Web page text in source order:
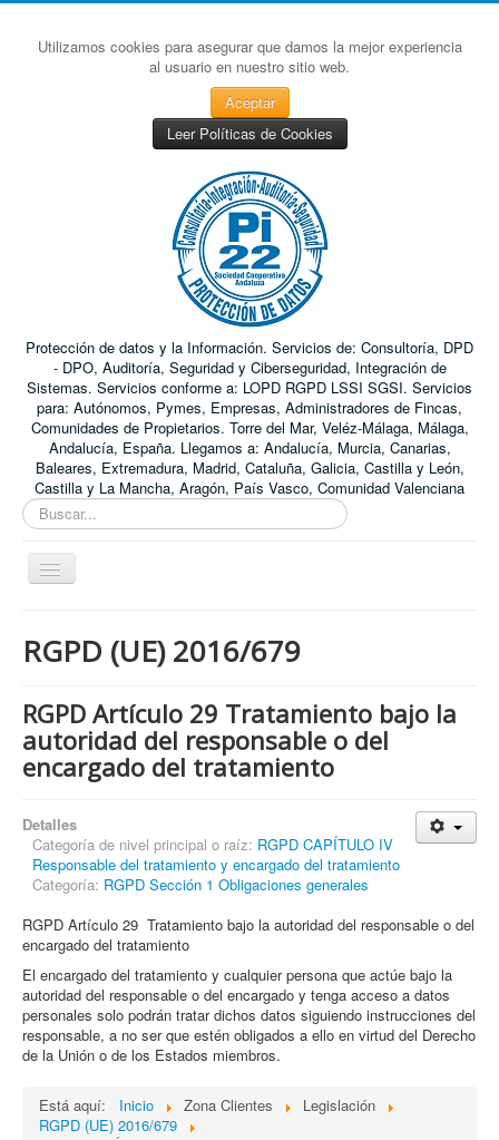
Utilizamos cookies para asegurar que damos la mejor experiencia
al usuario en nuestro sitio web.
Aceptar
Leer Políticas de Cookies
Protección de datos y la Información. Servicios de: Consultoría, DPD
- DPO, Auditoría, Seguridad y Ciberseguridad, Integración de
Sistemas. Servicios conforme a: LOPD RGPD LSSI SGSI. Servicios
para: Autónomos, Pymes, Empresas, Administradores de Fincas,
Comunidades de Propietarios. Torre del Mar, Veléz-Málaga, Málaga,
Andalucía, España. Llegamos a: Andalucía, Murcia, Canarias,
Baleares, Extremadura, Madrid, Cataluña, Galicia, Castilla y León,
Castilla y La Mancha, Aragón, País Vasco, Comunidad Valenciana
Buscar...
Toggle
Navigation
ZONA ABIERTA
Políticas de Cookies
¿Quienes tienen que cumplir con la LOPD RGPD?
¿Que podemos hacer por ti?
¿Cuando es obligatorio nombrar un DPD / DPO ?
Notas
Nosotros y contacto
Buscar...
RGPD (UE) 2016/679
RGPD Artículo 29 Tratamiento bajo la
autoridad del responsable o del
encargado del tratamiento
Detalles
Categoría de nivel principal o raíz: RGPD CAPÍTULO IV
Responsable del tratamiento y encargado del tratamiento
Categoría: RGPD Sección 1 Obligaciones generales
RGPD Artículo 29 Tratamiento bajo la autoridad del responsable o del
encargado del tratamiento
El encargado del tratamiento y cualquier persona que actúe bajo la
autoridad del responsable o del encargado y tenga acceso a datos
personales solo podrán tratar dichos datos siguiendo instrucciones del
responsable, a no ser que estén obligados a ello en virtud del Derecho
de la Unión o de los Estados miembros.
Está aquí: Inicio Zona Clientes
Legislación
RGPD (UE) 2016/679